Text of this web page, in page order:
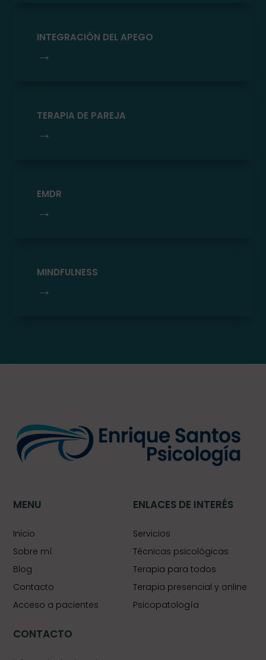
INTEGRACIÓN DEL APEGO
→
TERAPIA DE PAREJA
→
EMDR
→
MINDFULNESS
→
MENU
Inicio
Sobre mí
Blog
Contacto
Acceso a pacientes
ENLACES DE INTERÉS
Servicios
Técnicas psicológicas
Terapia para todos
Terapia presencial y online
Psicopatología
CONTACTO